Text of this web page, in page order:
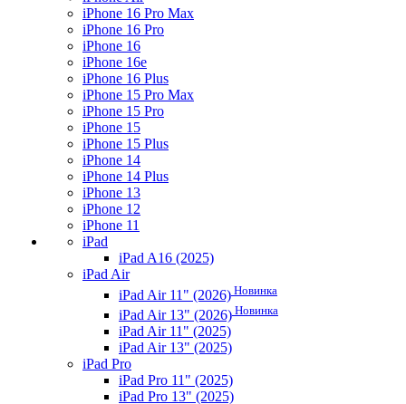
iPhone 16 Pro Max
iPhone 16 Pro
iPhone 16
iPhone 16e
iPhone 16 Plus
iPhone 15 Pro Max
iPhone 15 Pro
iPhone 15
iPhone 15 Plus
iPhone 14
iPhone 14 Plus
iPhone 13
iPhone 12
iPhone 11
iPad
iPad A16 (2025)
iPad Air
iPad Air 11" (2026) Новинка
iPad Air 13" (2026) Новинка
iPad Air 11" (2025)
iPad Air 13" (2025)
iPad Pro
iPad Pro 11" (2025)
iPad Pro 13" (2025)